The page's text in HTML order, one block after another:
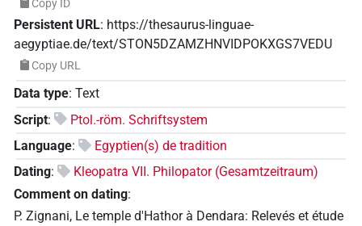
Copy ID
Persistent URL: https://thesaurus-linguae-
aegyptiae.de/text/STON5DZAMZHNVIDPOKXGS7VEDU
Copy URL
Data type: Text
Script:
Ptol.-röm. Schriftsystem
Language:
Egyptien(s) de tradition
Dating:
Kleopatra VII. Philopator (Gesamtzeitraum)
Comment on dating:
P. Zignani, Le temple d'Hathor à Dendara: Relevés et étude